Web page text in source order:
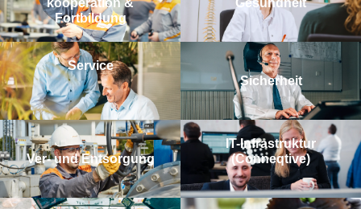
Fortbildung
Service
Sicherheit
Ver- und Entsorgung
IT-Infrastruktur
(Conneqtive)